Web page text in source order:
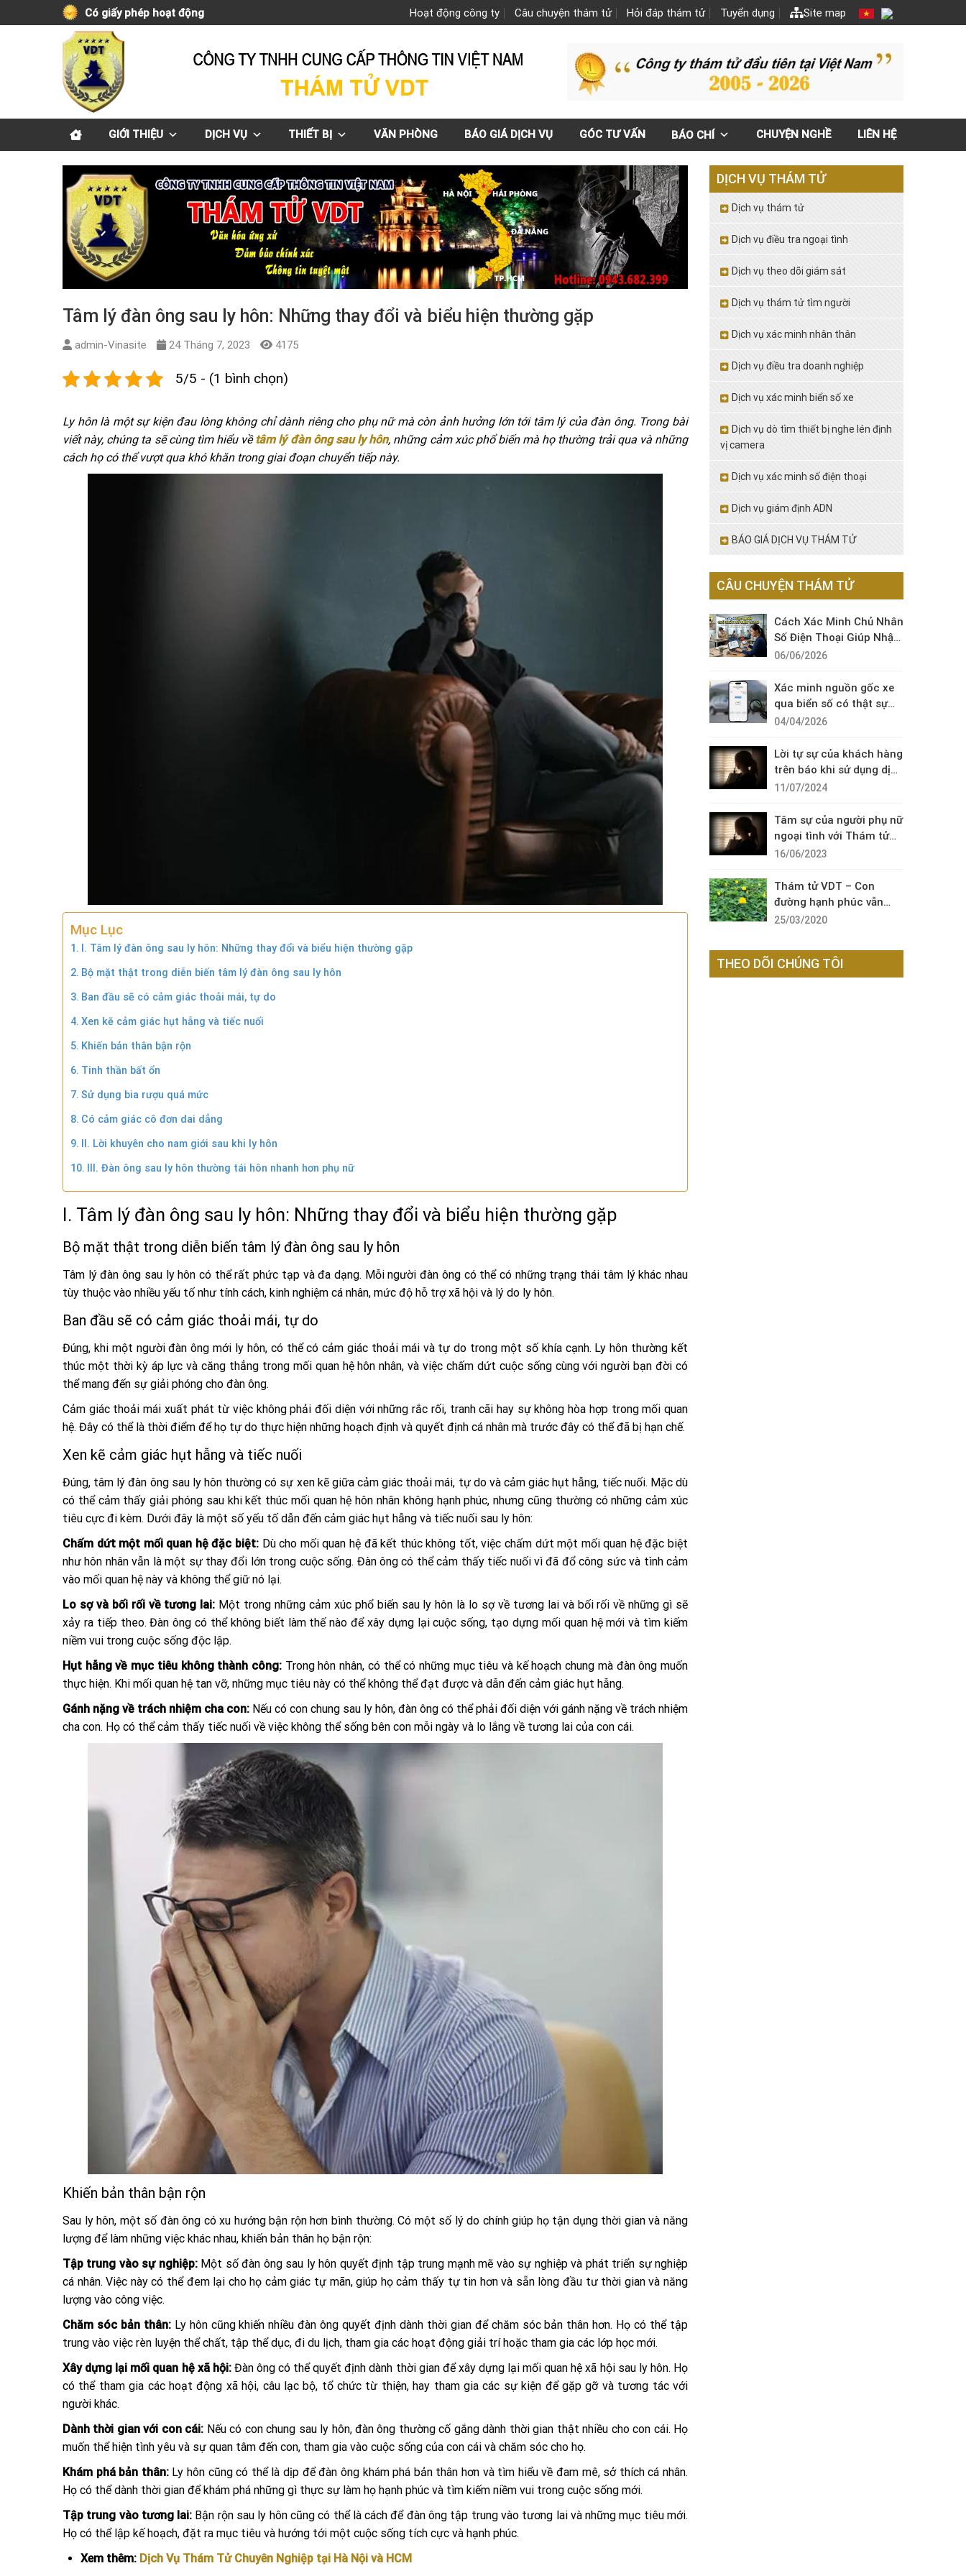
to
Có giấy phép hoạt động Hoạt động công ty Câu chuyện thám tử Hỏi đáp thám tử Tuyển dụng Site map
GIỚI THIỆU DỊCH VỤ THIẾT BỊ VĂN PHÒNG BÁO GIÁ DỊCH VỤ GÓC TƯ VẤN BÁO CHÍ CHUYỆN NGHỀ LIÊN HỆ
Tâm lý đàn ông sau ly hôn: Những thay đổi và biểu hiện thường gặp
admin-Vinasite 24 Tháng 7, 2023 4175
5/5 - (1 bình chọn)
Ly hôn là một sự kiện đau lòng không chỉ dành riêng cho phụ nữ mà còn ảnh hưởng lớn tới tâm lý của đàn ông. Trong bài
viết này, chúng ta sẽ cùng tìm hiểu vềtâm lý đàn ông sau ly hôn, những cảm xúc phổ biến mà họ thường trải qua và những
cách họ có thể vượt qua khó khăn trong giai đoạn chuyển tiếp này.
Mục Lục
I. Tâm lý đàn ông sau ly hôn: Những thay đổi và biểu hiện thường gặp
Bộ mặt thật trong diễn biến tâm lý đàn ông sau ly hôn
Ban đầu sẽ có cảm giác thoải mái, tự do
Xen kẽ cảm giác hụt hẫng và tiếc nuối
Khiến bản thân bận rộn
Tinh thần bất ổn
Sử dụng bia rượu quá mức
Có cảm giác cô đơn dai dẳng
II. Lời khuyên cho nam giới sau khi ly hôn
III. Đàn ông sau ly hôn thường tái hôn nhanh hơn phụ nữ
I. Tâm lý đàn ông sau ly hôn: Những thay đổi và biểu hiện thường gặp
Bộ mặt thật trong diễn biến tâm lý đàn ông sau ly hôn
Tâm lý đàn ông sau ly hôn có thể rất phức tạp và đa dạng. Mỗi người đàn ông có thể có những trạng thái tâm lý khác nhau
tùy thuộc vào nhiều yếu tố như tính cách, kinh nghiệm cá nhân, mức độ hỗ trợ xã hội và lý do ly hôn.
Ban đầu sẽ có cảm giác thoải mái, tự do
Đúng, khi một người đàn ông mới ly hôn, có thể có cảm giác thoải mái và tự do trong một số khía cạnh. Ly hôn thường kết
thúc một thời kỳ áp lực và căng thẳng trong mối quan hệ hôn nhân, và việc chấm dứt cuộc sống cùng với người bạn đời có
thể mang đến sự giải phóng cho đàn ông.
Cảm giác thoải mái xuất phát từ việc không phải đối diện với những rắc rối, tranh cãi hay sự không hòa hợp trong mối quan
hệ. Đây có thể là thời điểm để họ tự do thực hiện những hoạch định và quyết định cá nhân mà trước đây có thể đã bị hạn chế.
Xen kẽ cảm giác hụt hẫng và tiếc nuối
Đúng, tâm lý đàn ông sau ly hôn thường có sự xen kẽ giữa cảm giác thoải mái, tự do và cảm giác hụt hẫng, tiếc nuối. Mặc dù
có thể cảm thấy giải phóng sau khi kết thúc mối quan hệ hôn nhân không hạnh phúc, nhưng cũng thường có những cảm xúc
tiêu cực đi kèm. Dưới đây là một số yếu tố dẫn đến cảm giác hụt hẫng và tiếc nuối sau ly hôn:
Chấm dứt một mối quan hệ đặc biệt: Dù cho mối quan hệ đã kết thúc không tốt, việc chấm dứt một mối quan hệ đặc biệt
như hôn nhân vẫn là một sự thay đổi lớn trong cuộc sống. Đàn ông có thể cảm thấy tiếc nuối vì đã đổ công sức và tình cảm
vào mối quan hệ này và không thể giữ nó lại.
Lo sợ và bối rối về tương lai: Một trong những cảm xúc phổ biến sau ly hôn là lo sợ về tương lai và bối rối về những gì sẽ
xảy ra tiếp theo. Đàn ông có thể không biết làm thế nào để xây dựng lại cuộc sống, tạo dựng mối quan hệ mới và tìm kiếm
niềm vui trong cuộc sống độc lập.
Hụt hẫng về mục tiêu không thành công: Trong hôn nhân, có thể có những mục tiêu và kế hoạch chung mà đàn ông muốn
thực hiện. Khi mối quan hệ tan vỡ, những mục tiêu này có thể không thể đạt được và dẫn đến cảm giác hụt hẫng.
Gánh nặng về trách nhiệm cha con: Nếu có con chung sau ly hôn, đàn ông có thể phải đối diện với gánh nặng về trách nhiệm
cha con. Họ có thể cảm thấy tiếc nuối về việc không thể sống bên con mỗi ngày và lo lắng về tương lai của con cái.
Khiến bản thân bận rộn
Sau ly hôn, một số đàn ông có xu hướng bận rộn hơn bình thường. Có một số lý do chính giúp họ tận dụng thời gian và năng
lượng để làm những việc khác nhau, khiến bản thân họ bận rộn:
Tập trung vào sự nghiệp:Một số đàn ông sau ly hôn quyết định tập trung mạnh mẽ vào sự nghiệp và phát triển sự nghiệp
cá nhân. Việc này có thể đem lại cho họ cảm giác tự mãn, giúp họ cảm thấy tự tin hơn và sẵn lòng đầu tư thời gian và năng
lượng vào công việc.
Chăm sóc bản thân: Ly hôn cũng khiến nhiều đàn ông quyết định dành thời gian để chăm sóc bản thân hơn. Họ có thể tập
trung vào việc rèn luyện thể chất, tập thể dục, đi du lịch, tham gia các hoạt động giải trí hoặc tham gia các lớp học mới.
Xây dựng lại mối quan hệ xã hội: Đàn ông có thể quyết định dành thời gian để xây dựng lại mối quan hệ xã hội sau ly hôn. Họ
có thể tham gia các hoạt động xã hội, câu lạc bộ, tổ chức từ thiện, hay tham gia các sự kiện để gặp gỡ và tương tác với
người khác.
Dành thời gian với con cái: Nếu có con chung sau ly hôn, đàn ông thường cố gắng dành thời gian thật nhiều cho con cái. Họ
muốn thể hiện tình yêu và sự quan tâm đến con, tham gia vào cuộc sống của con cái và chăm sóc cho họ.
Khám phá bản thân: Ly hôn cũng có thể là dịp để đàn ông khám phá bản thân hơn và tìm hiểu về đam mê, sở thích cá nhân.
Họ có thể dành thời gian để khám phá những gì thực sự làm họ hạnh phúc và tìm kiếm niềm vui trong cuộc sống mới.
Tập trung vào tương lai: Bận rộn sau ly hôn cũng có thể là cách để đàn ông tập trung vào tương lai và những mục tiêu mới.
Họ có thể lập kế hoạch, đặt ra mục tiêu và hướng tới một cuộc sống tích cực và hạnh phúc.
Xem thêm: Dịch Vụ Thám Tử Chuyên Nghiệp tại Hà Nội và HCM
DỊCH VỤ THÁM TỬ
Dịch vụ thám tử
Dịch vụ điều tra ngoại tình
Dịch vụ theo dõi giám sát
Dịch vụ thám tử tìm người
Dịch vụ xác minh nhân thân
Dịch vụ điều tra doanh nghiệp
Dịch vụ xác minh biển số xe
Dịch vụ dò tìm thiết bị nghe lén định
vị camera
Dịch vụ xác minh số điện thoại
Dịch vụ giám định ADN
BÁO GIÁ DỊCH VỤ THÁM TỬ
CÂU CHUYỆN THÁM TỬ
Cách Xác Minh Chủ Nhân
Số Điện Thoại Giúp Nhận
Diện Cuộc Gọi Đáng Ngờ
06/06/2026
Xác minh nguồn gốc xe
qua biển số có thật sự
cần thiết?
04/04/2026
Lời tự sự của khách hàng
trên báo khi sử dụng dịch
vụ thám tử sài gòn VDT
11/07/2024
Tâm sự của người phụ nữ
ngoại tình với Thám tử
VDT
16/06/2023
Thám tử VDT – Con
đường hạnh phúc vẫn
còn đó !
25/03/2020
THEO DÕI CHÚNG TÔI